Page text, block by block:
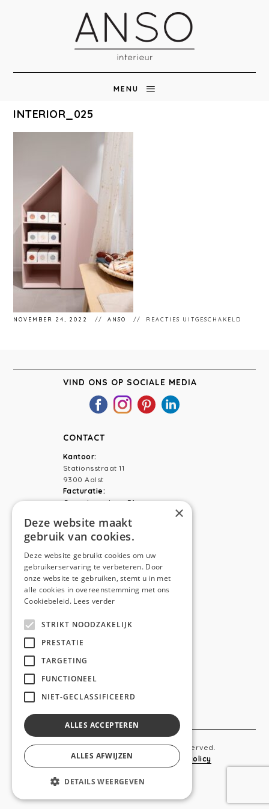
MENU
INTERIOR_025
NOVEMBER 24, 2022 ANSO REACTIES UITGESCHAKELD
VIND ONS OP SOCIALE MEDIA
CONTACT
Kantoor:
Stationsstraat 11
9300 Aalst
Facturatie:
Capucienenlaan 31
Telefoon:0473 44 56 94
NAVIGATION
Home
Diensten
Realisaties
Copyright © 2019 Anso. All rights reserved.
Sitemap-Privacy Policy Cookie Policy
webdesigned by
×
Deze website maakt
gebruik van cookies.
Deze website gebruikt cookies om uw
gebruikerservaring te verbeteren. Door
onze website te gebruiken, stemt u in met
alle cookies in overeenstemming met ons
Cookiebeleid. Lees verder
STRIKT NOODZAKELIJK
PRESTATIE
TARGETING
FUNCTIONEEL
NIET-GECLASSIFICEERD
ALLES ACCEPTEREN
ALLES AFWIJZEN
DETAILS WEERGEVEN